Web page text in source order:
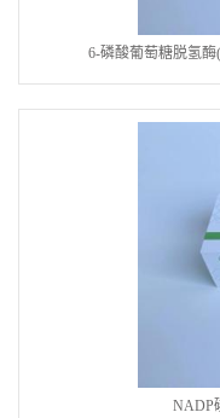
6-磷酸葡萄糖脱氢
NADP